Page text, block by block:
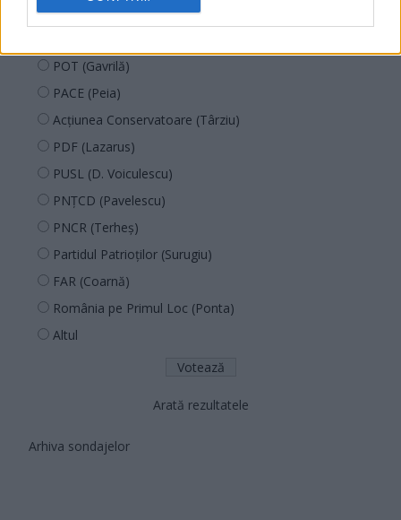
SENS
POT (Gavrilă)
PACE (Peia)
Acțiunea Conservatoare (Târziu)
PDF (Lazarus)
PUSL (D. Voiculescu)
PNȚCD (Pavelescu)
PNCR (Terheș)
Partidul Patrioților (Surugiu)
FAR (Coarnă)
România pe Primul Loc (Ponta)
Altul
Arată rezultatele
Arhiva sondajelor